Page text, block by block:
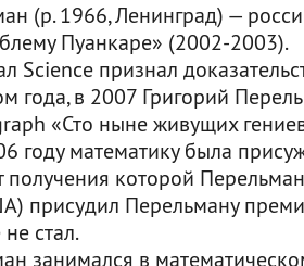
(р. 1966, Ленинград) —
Пуанкаре» (2002-2003).
Science признал
года, в 2007 Григорий
«Сто ныне живущих
году математику была
получения которой
присудил Перельману
стал.
занимался в